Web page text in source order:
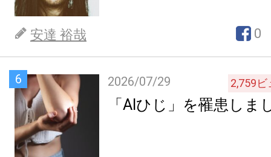
安達 裕哉 0
6 2026/07/29 2,759ビ
「AIひじ」を罹患しま